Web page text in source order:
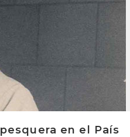
en el País